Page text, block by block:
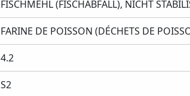
FISCHMEHL (FISCHABFALL), NICHT
FARINE DE POISSON (DÉCHETS DE
4.2
S2